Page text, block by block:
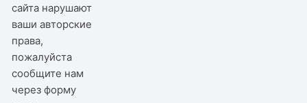
сайта нарушают
ваши авторские
права,
пожалуйста
сообщите нам
черезформу